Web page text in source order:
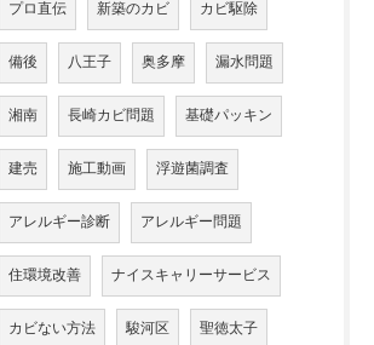
プロ直伝 新築のカビ カビ駆除
備後 八王子 奥多摩 漏水問題
湘南 長崎カビ問題 基礎パッキン
建売 施工動画 浮遊菌調査
アレルギー診断 アレルギー問題
住環境改善 ナイスキャリーサービス
カビない方法 駿河区 聖徳太子